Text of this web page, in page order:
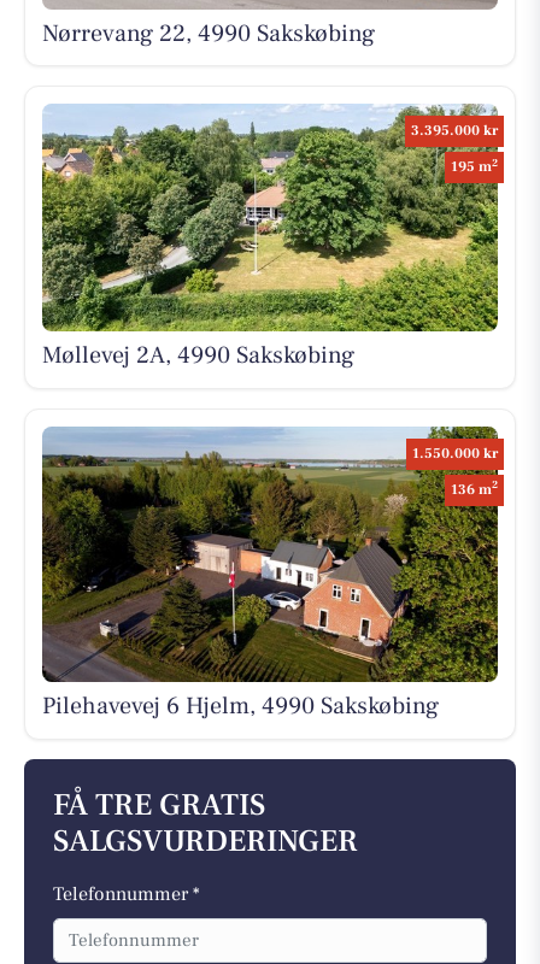
Nørrevang 22, 4990 Sakskøbing
3.395.000 kr
195 m2
Møllevej 2A, 4990 Sakskøbing
1.550.000 kr
136 m2
Pilehavevej 6 Hjelm, 4990 Sakskøbing
FÅ TRE GRATIS
SALGSVURDERINGER
Telefonnummer *